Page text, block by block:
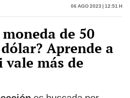
06 Ago 2023 | 12:51 h
de 50
Aprende a
más de